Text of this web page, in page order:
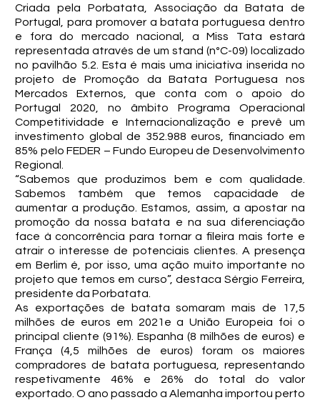
Criada pela Porbatata, Associação da Batata de
Portugal, para promover a batata portuguesa dentro
e fora do mercado nacional, a Miss Tata estará
representada através de um stand (nºC-09) localizado
no pavilhão 5.2. Esta é mais uma iniciativa inserida no
projeto de Promoção da Batata Portuguesa nos
Mercados Externos, que conta com o apoio do
Portugal 2020, no âmbito Programa Operacional
Competitividade e Internacionalização e prevê um
investimento global de 352.988 euros, financiado em
85% pelo FEDER – Fundo Europeu de Desenvolvimento
Regional.
“Sabemos que produzimos bem e com qualidade.
Sabemos também que temos capacidade de
aumentar a produção. Estamos, assim, a apostar na
promoção da nossa batata e na sua diferenciação
face à concorrência para tornar a fileira mais forte e
atrair o interesse de potenciais clientes. A presença
em Berlim é, por isso, uma ação muito importante no
projeto que temos em curso”, destaca Sérgio Ferreira,
presidente da Porbatata.
As exportações de batata somaram mais de 17,5
milhões de euros em 2021e a União Europeia foi o
principal cliente (91%). Espanha (8 milhões de euros) e
França (4,5 milhões de euros) foram os maiores
compradores de batata portuguesa, representando
respetivamente 46% e 26% do total do valor
exportado. O ano passado a Alemanha importou perto